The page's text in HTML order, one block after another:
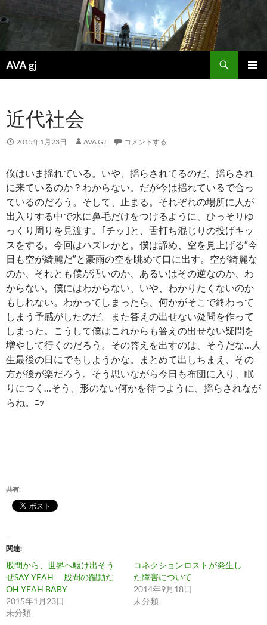
AVA gj
索
ン
ツ
へ
ッ
プ
近代社会
2015年1月23日 AVA GJ コメントする
僕はいま揺れている。いや、揺らされてるのだ、揺らされ
に来ているのか？わからない。だが今は揺れているで合っ
ているのだろう。そして、止まる。それぞれの場所に人が
出入りする中で水に鼻毛だけをつけるように、ひっそりゆ
っくり周りを見渡す。｢チッ｣と、舌打ち混じりの投げキッ
スをする。今回はハズレかと。僕は諦め、空を見上げる″今
日も空が綺麗だ″と豪雨の空を眺めて口に出す。空が綺麗な
のか、それとも僕が汚いのか、あるいはその逆なのか、わ
からない。僕にはわからない、いや、わかりたくないのか
もしれない。わかってしまったら、何かがそこで終わって
しまう予感がしたのだ。また答えの出せない疑問を作って
しまった。こうして僕はこれからも答えの出せない疑問を
増やして行くのだろう。その答えを出すのは、そうだな…人
生最後の日にでもしようかな。まとめて出しちまえ、その
方が後が楽だろう。そう思いながら今日も布団に入り、眠
りにつく…そう、形のない何かを待つように、揺らされなが
らね。ﾆｯ
共有:
関連
股間から、世界へ駆け出そう
ぜSAY YEAH 股間の躍動だ
OH YEAH BABY
2015年1月23日
未分類
コネクションロストが発生し
た障害について
2014年9月18日
未分類